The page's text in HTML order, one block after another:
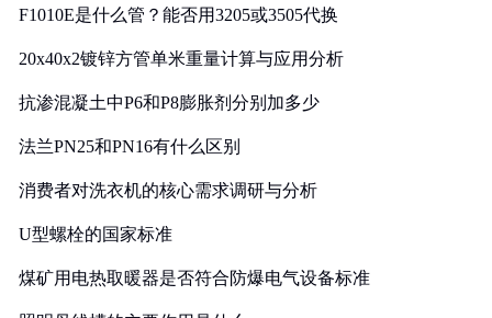
F1010E是什么管？能否用3205或3505代换
20x40x2镀锌方管单米重量计算与应用分析
抗渗混凝土中P6和P8膨胀剂分别加多少
法兰PN25和PN16有什么区别
消费者对洗衣机的核心需求调研与分析
U型螺栓的国家标准
煤矿用电热取暖器是否符合防爆电气设备标准